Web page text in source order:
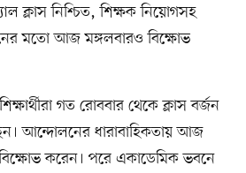
ক্লাস নিশ্চিত, শিক্ষক নিয়োগসহ
মতো আজ মঙ্গলবারও বিক্ষোভ
গত রোববার থেকে ক্লাস বর্জন
আন্দোলনের ধারাবাহিকতায় আজ
করেন। পরে একাডেমিক ভবনে